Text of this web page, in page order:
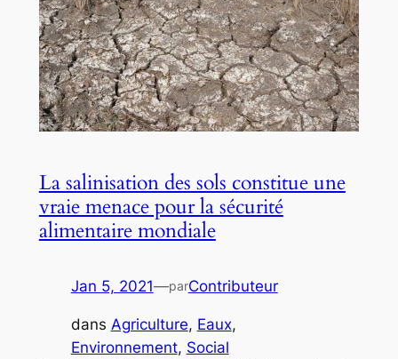
La salinisation des sols constitue une
vraie menace pour la sécurité
alimentaire mondiale
Jan 5, 2021—parContributeur
dans Agriculture, Eaux
Environnement, Social